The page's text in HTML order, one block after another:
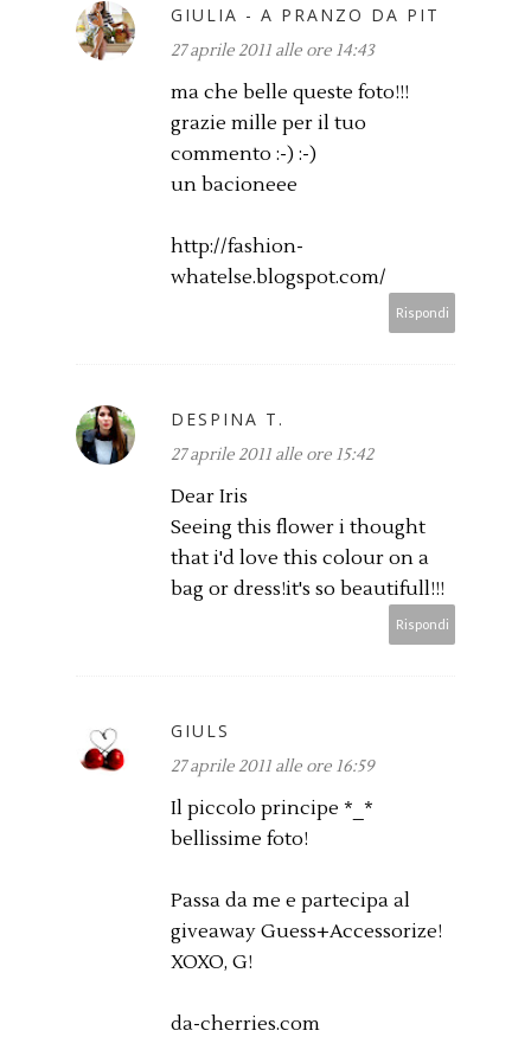
GIULIA - A PRANZO DA PIT
27 aprile 2011 alle ore 14:43
ma che belle queste foto!!!
grazie mille per il tuo
commento :-) :-)
un bacioneee
http://fashion-
whatelse.blogspot.com/
Rispondi
DESPINA T.
27 aprile 2011 alle ore 15:42
Dear Iris
Seeing this flower i thought
that i'd love this colour on a
bag or dress!it's so beautifull!!!
Rispondi
GIULS
27 aprile 2011 alle ore 16:59
Il piccolo principe *_*
bellissime foto!
Passa da me e partecipa al
giveaway Guess+Accessorize!
XOXO, G!
da-cherries.com